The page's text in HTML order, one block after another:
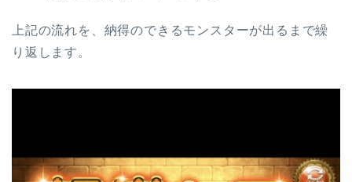
上記の流れを、納得のできるモンスターが出るまで繰
り返します。